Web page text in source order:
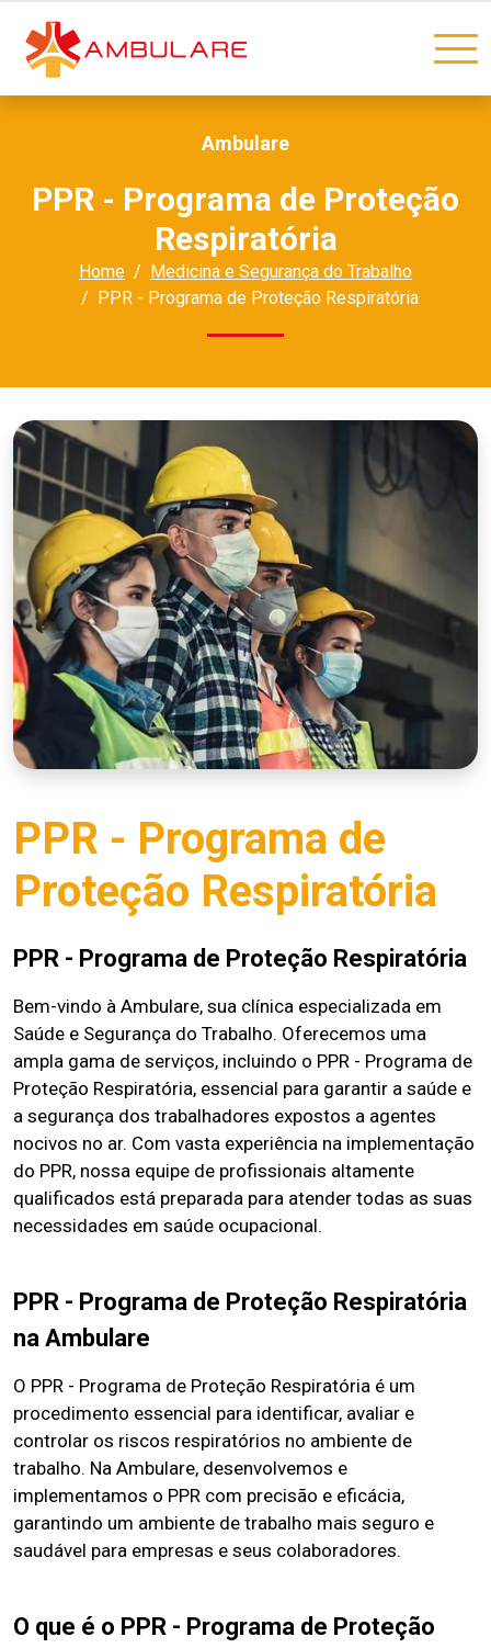
Ambulare
PPR - Programa de Proteção
Respiratória
Home
Medicina e Segurança do Trabalho
PPR - Programa de Proteção Respiratória
PPR - Programa de
Proteção Respiratória
PPR - Programa de Proteção Respiratória
Bem-vindo à Ambulare, sua clínica especializada em
Saúde e Segurança do Trabalho. Oferecemos uma
ampla gama de serviços, incluindo o PPR - Programa de
Proteção Respiratória, essencial para garantir a saúde e
a segurança dos trabalhadores expostos a agentes
nocivos no ar. Com vasta experiência na implementação
do PPR, nossa equipe de profissionais altamente
qualificados está preparada para atender todas as suas
necessidades em saúde ocupacional.
PPR - Programa de Proteção Respiratória
na Ambulare
O PPR - Programa de Proteção Respiratória é um
procedimento essencial para identificar, avaliar e
controlar os riscos respiratórios no ambiente de
trabalho. Na Ambulare, desenvolvemos e
implementamos o PPR com precisão e eficácia,
garantindo um ambiente de trabalho mais seguro e
saudável para empresas e seus colaboradores.
O que é o PPR - Programa de Proteção